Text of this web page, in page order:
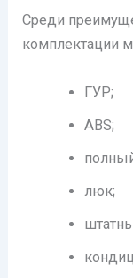
Среди
комплектации
ГУР;
ABS;
люк;